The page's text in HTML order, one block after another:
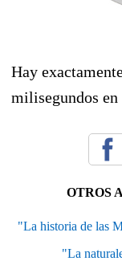
Hay
milisegundos
OTROS
"La historia de las
"La